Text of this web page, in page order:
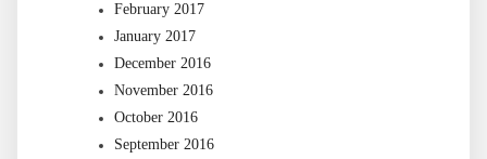
February 2017
January 2017
December 2016
November 2016
October 2016
September 2016